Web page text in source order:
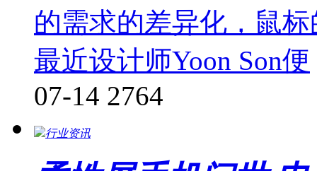
的需求的差异化，鼠
最近设计师Yoon Son便
07-14 2764
行业资讯